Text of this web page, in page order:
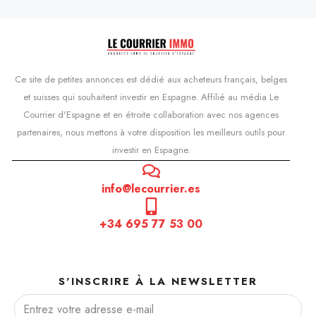
Ce site de petites annonces est dédié aux acheteurs français, belges
et suisses qui souhaitent investir en Espagne. Affilié au média Le
Courrier d'Espagne et en étroite collaboration avec nos agences
partenaires, nous mettons à votre disposition les meilleurs outils pour
investir en Espagne.
info@lecourrier.es
+34 695 77 53 00
S'INSCRIRE À LA NEWSLETTER